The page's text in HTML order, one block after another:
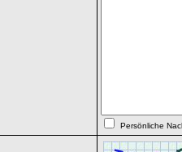
Persönliche